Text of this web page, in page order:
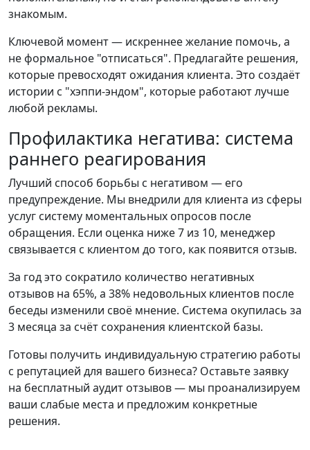
знакомым.
Ключевой момент — искреннее желание помочь, а
не формальное "отписаться". Предлагайте решения,
которые превосходят ожидания клиента. Это создаёт
истории с "хэппи-эндом", которые работают лучше
любой рекламы.
Профилактика негатива: система
раннего реагирования
Лучший способ борьбы с негативом — его
предупреждение. Мы внедрили для клиента из сферы
услуг систему моментальных опросов после
обращения. Если оценка ниже 7 из 10, менеджер
связывается с клиентом до того, как появится отзыв.
За год это сократило количество негативных
отзывов на 65%, а 38% недовольных клиентов после
беседы изменили своё мнение. Система окупилась за
3 месяца за счёт сохранения клиентской базы.
Готовы получить индивидуальную стратегию работы
с репутацией для вашего бизнеса? Оставьте заявку
на бесплатный аудит отзывов — мы проанализируем
ваши слабые места и предложим конкретные
решения.